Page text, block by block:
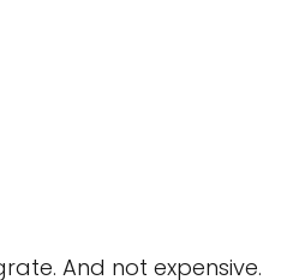
And not expensive.